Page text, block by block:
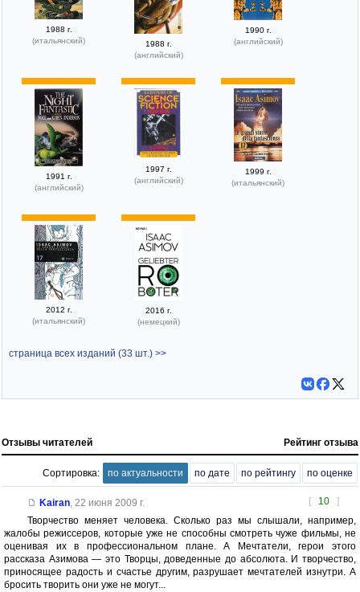
1988 г.
(итальянский)
1988 г.
(английский)
1990 г.
(английский)
1991 г.
(английский)
1997 г.
(английский)
1999 г.
(итальянский)
2012 г.
(итальянский)
2016 г.
(немецкий)
страница всех изданий (33 шт.) >>
Отзывы читателей Рейтинг отзыва
Сортировка: по актуальности по дате по рейтингу по оценке
[ 10 ]
Kairan, 22 июня 2009 г.
Творчество меняет человека. Сколько раз мы слышали, например,
жалобы режиссеров, которые уже не способны смотреть чуже фильмы, не
оценивая их в профессиональном плане. А Мечтатели, герои этого
рассказа Азимова — это Творцы, доведенные до абсолюта. И творчество,
приносящее радость и счастье другим, разрушает мечтателей изнутри. А
бросить творить они уже не могут...